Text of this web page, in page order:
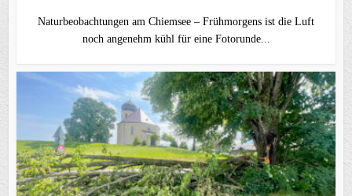
Naturbeobachtungen am Chiemsee – Frühmorgens ist die Luft
noch angenehm kühl für eine Fotorunde...